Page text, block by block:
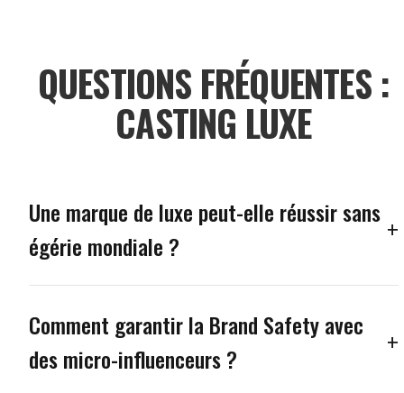
QUESTIONS FRÉQUENTES :
CASTING LUXE
Une marque de luxe peut-elle réussir sans
égérie mondiale ?
Comment garantir la Brand Safety avec
des micro-influenceurs ?